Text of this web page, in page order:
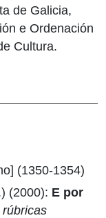
de Galicia,
e Ordenación
Cultura.
(1350-1354)
(2000): E por